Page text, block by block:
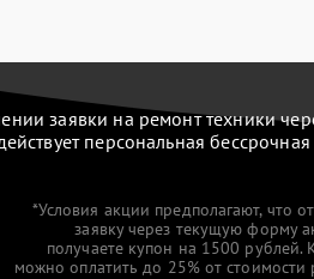
заявки на ремонт техники
персональная
*Условия акции предполагают, что
заявку через текущую форму
получаете купон на 1500 рублей.
можно оплатить до 25% от стоимости